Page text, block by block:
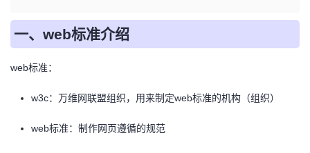
一、web标准介绍
web标准：
w3c：万维网联盟组织，用来制定web标准的机构（组织）
web标准：制作网页遵循的规范